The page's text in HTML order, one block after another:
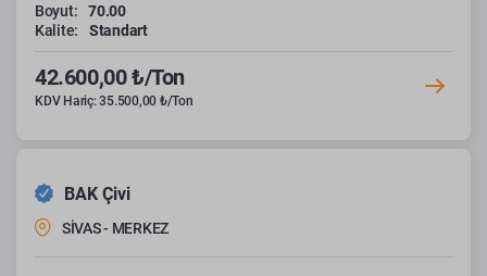
Boyut:
70.00
Kalite:
Standart
42.600,00 ₺/Ton
KDV Hariç: 35.500,00 ₺/Ton
BAK Çivi
SİVAS - MERKEZ